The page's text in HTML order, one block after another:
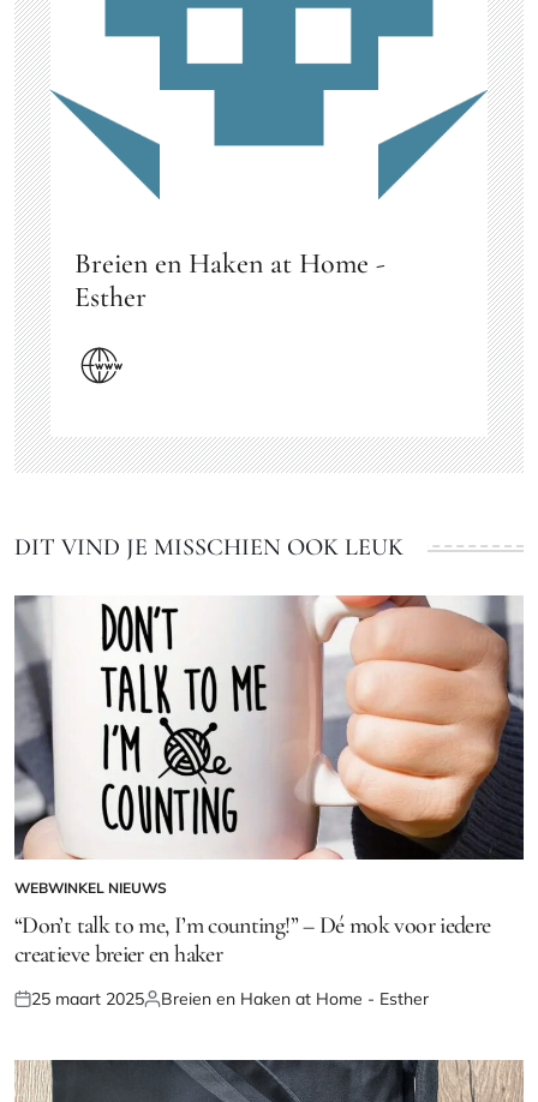
Breien en Haken at Home -
Esther
DIT VIND JE MISSCHIEN OOK LEUK
GEPLAATST
IN
WEBWINKEL NIEUWS
“Don’t talk to me, I’m counting!” – Dé mok voor iedere
creatieve breier en haker
Geplaatst
25 maart 2025Geplaatst
Breien en Haken at Home - Esther